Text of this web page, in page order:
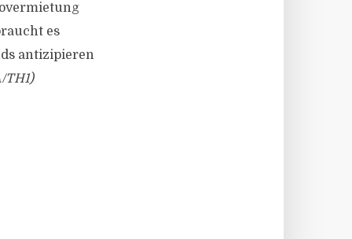
es
antizipieren
TH1)